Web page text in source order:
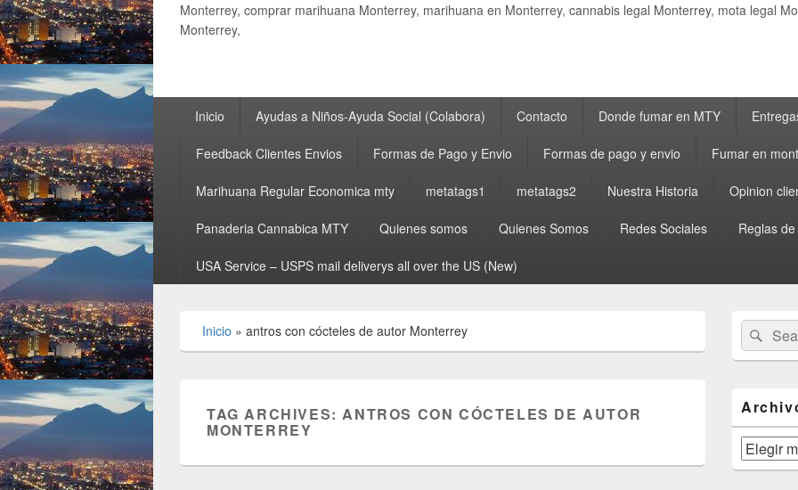
Monterrey, comprar marihuana Monterrey, marihuana en Monterrey, cannabis legal Monterrey, mota legal
Monterrey,
Inicio Ayudas a Niños-Ayuda Social (Colabora) Contacto Donde fumar en MTY
Feedback Clientes Envios Formas de Pago y Envio Formas de pago y envio Fumar en
Marihuana Regular Economica mty metatags1 metatags2 Nuestra Historia Opinion
Panaderia Cannabica MTY Quienes somos Quienes Somos Redes Sociales Reglas
USA Service – USPS mail deliverys all over the US (New)
Inicio » antros con cócteles de autor Monterrey
TAG ARCHIVES:ANTROS CON CÓCTELES DE AUTOR
MONTERREY
Primary
Sidebar
Widget
Area
Search
for:
Archivos